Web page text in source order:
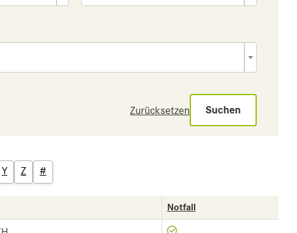
Zurücksetzen Suchen
Y Z #
Notfall